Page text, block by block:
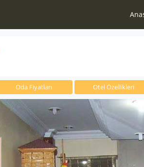
Oda Fiyatları Otel Özellikleri